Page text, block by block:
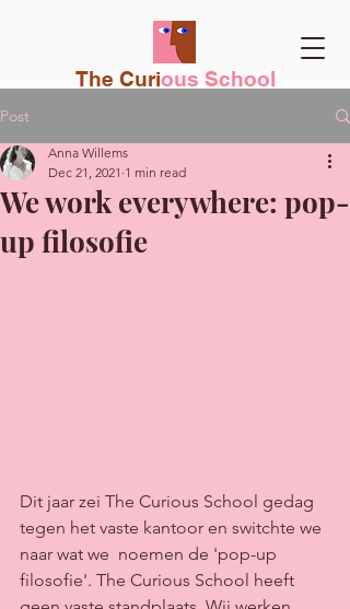
The Curious School
Post
We work everywhere: pop-
up filosofie
Anna Willems
Dec 21, 2021 1 min read
Dit jaar zei The Curious School gedag
tegen het vaste kantoor en switchte we
naar wat we  noemen de 'pop-up
filosofie'. The Curious School heeft